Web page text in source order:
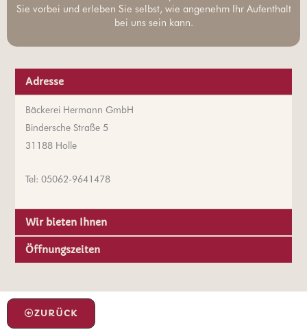
Sie vorbei und erleben Sie selbst, wie angenehm Ihr Aufenthalt
bei uns sein kann.
Adresse
Bäckerei Hermann GmbH
Bindersche Straße 5
31188 Holle
Tel: 05062-9641478
Wir bieten Ihnen
Öffnungszeiten
ZURÜCK